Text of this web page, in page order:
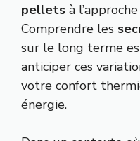
pellets à
Comprendre les
sur le long terme
anticiper ces
votre confort
énergie.